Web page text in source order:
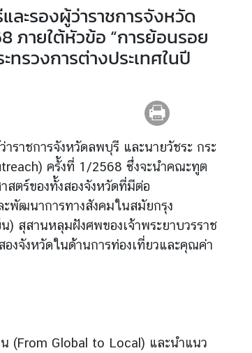
ะรองผู้ว่าราชการจังหวัด
ภายใต้หัวข้อ “การย้อนรอย
รวงการต่างประเทศในปี
าชการจังหวัดลพบุรี และนายวัชระ กระ
ครั้งที่ 1/2568 ซึ่งจะนำคณะทูต
สตร์ของทั้งสองจังหวัดที่มีต่อ
ะพัฒนาการทางสังคมในสมัยกรุง
สุสานหลุมฝังศพของเจ้าพระยาบวรราช
งจังหวัดในด้านการท่องเที่ยวและคุณค่า
น (From Global to Local) และนำแนว